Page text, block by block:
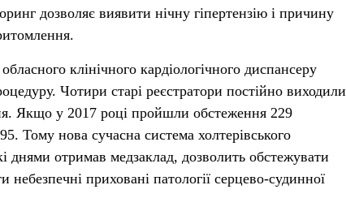
дозволяє виявити нічну гіпертензію і причину
клінічного кардіологічного диспансеру
Чотири старі реєстратори постійно виходили
Якщо у 2017 році пройшли обстеження 229
Тому нова сучасна система холтерівського
днями отримав медзаклад, дозволить обстежувати
небезпечні приховані патології серцево-судинної